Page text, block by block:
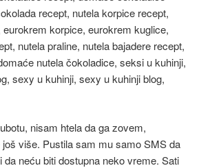
nisam htela da ga zovem,
još više. Pustila sam mu samo SMS da
da neću biti dostupna neko vreme. Sati